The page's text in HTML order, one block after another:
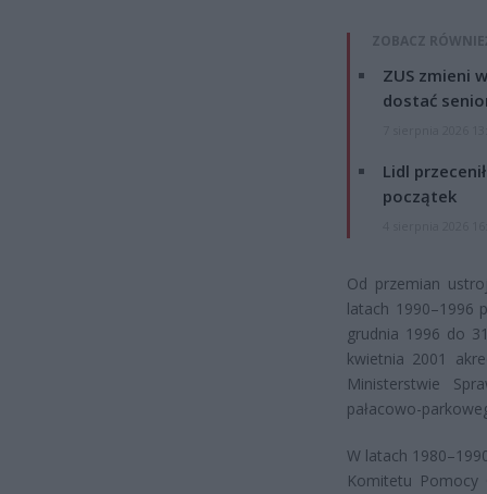
ZOBACZ
ZUS zmieni
dostać
Lidl
początek
Od przemian
latach 1990–1996
grudnia 1996 do
kwietnia 2001
Ministerstwie
pałacowo-
W latach
Komitetu Pomocy